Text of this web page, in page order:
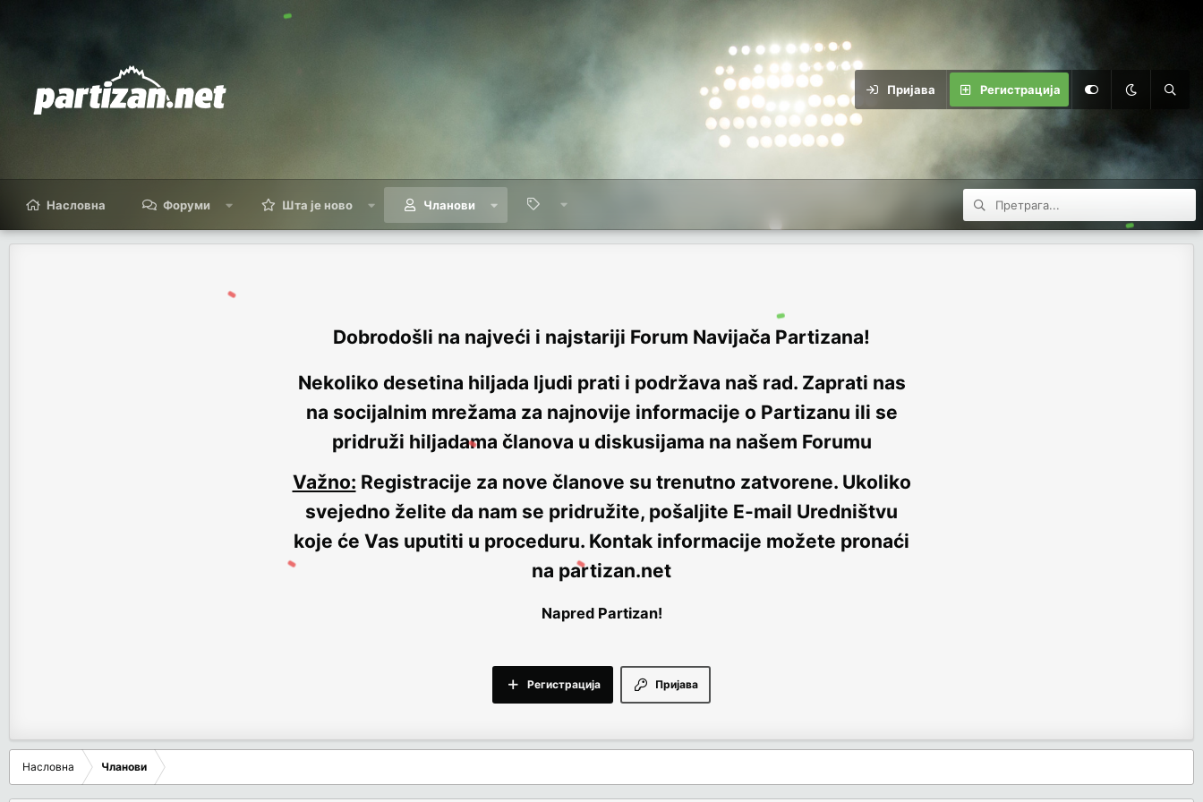
Пријава Регистрација
Насловна Форуми Шта је ново Чланови
Dobrodošli na najveći i najstariji Forum Navijača Partizana!
Nekoliko desetina hiljada ljudi prati i podržava naš rad. Zaprati nas
na socijalnim mrežama za najnovije informacije o Partizanu ili se
pridruži hiljadama članova u diskusijama na našem Forumu
Važno: Registracije za nove članove su trenutno zatvorene. Ukoliko
svejedno želite da nam se pridružite, pošaljite E-mail Uredništvu
koje će Vas uputiti u proceduru. Kontak informacije možete pronaći
na partizan.net
Napred Partizan!
Пријава
Регистрација
Насловна Чланови